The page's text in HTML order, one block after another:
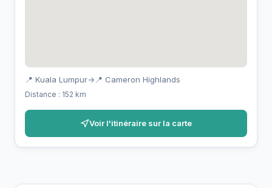
📍 Kuala Lumpur→ 📍 Cameron Highlands
Distance : 152 km
Voir l'itinéraire sur la carte